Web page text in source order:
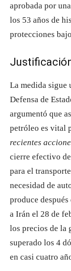
aprobada por
los 53 años de
protecciones
La medida sigue
Defensa de
argumentó que
petróleo es vital
recientes
cierre efectivo
para el
necesidad de
produce
a Irán el 28 de
los precios de la
superado los 4
en casi cuatro